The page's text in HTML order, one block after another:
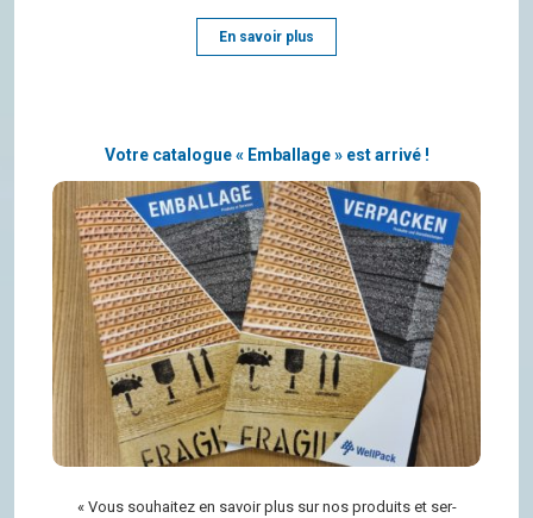
En savoir plus
Votre catalogue « Emballage » est arrivé !
« Vous sou­hai­tez en savoir plus sur nos pro­duits et ser­